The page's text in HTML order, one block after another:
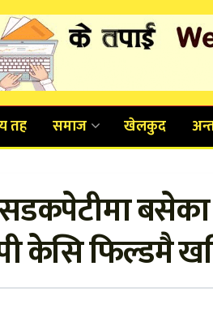
तह समाज खेलकुद
बसेका
केसि फिल्डमै